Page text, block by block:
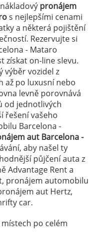
pronájem
s nejlepšími cenami
a některá pojištění
Rezervujte si
- Mataro
získat on-line slevu.
výběr vozidel z
až po luxusní nebo
levně porovnává
od jednotlivých
řešení vašeho
Barcelona -
aut Barcelona -
aby našel ty
půjčení auta z
Advantage Rent a
pronájem automobilu
aut Hertz,
car.
po celém